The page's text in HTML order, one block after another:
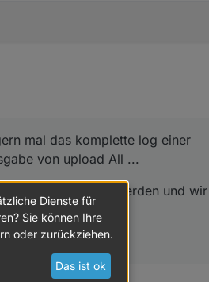
mal das komplette log einer
von upload All ...
gerissen gepostet werden und wir
User)
Dienste für
Sie können Ihre
oder zurückziehen.
Das ist ok